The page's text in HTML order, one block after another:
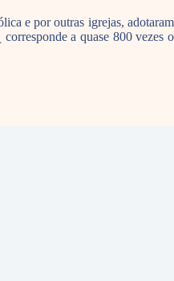
e por outras igrejas, adotaram
a quase 800 vezes o